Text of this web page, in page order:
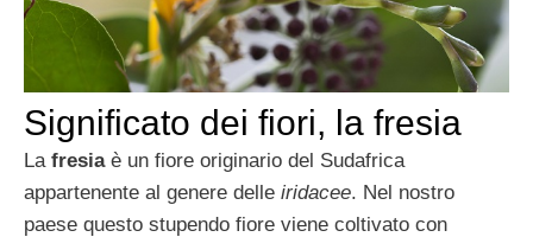
Significato dei fiori, la fresia
La fresiaè un fiore originario del Sudafrica
appartenente al genere delle iridacee. Nel nostro
paese questo stupendo fiore viene coltivato con